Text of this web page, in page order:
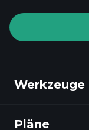
Werkzeuge
Entdecken
Pläne